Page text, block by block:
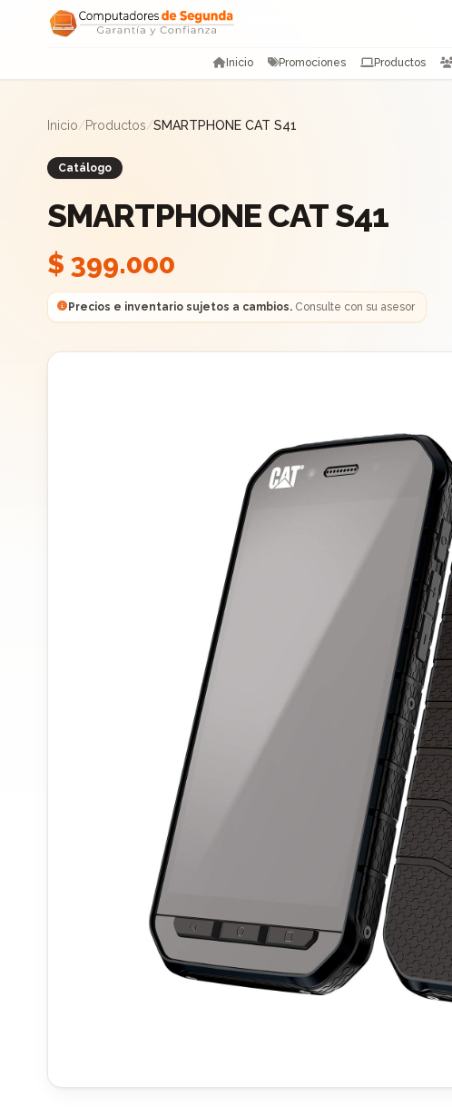
Saltar al contenido
Inicio Promociones Productos
Inicio/Productos/SMARTPHONE CAT S41
Catálogo
SMARTPHONE CAT S41
$ 399.000
Precios e inventario sujetos a cambios.Consulte con su asesor